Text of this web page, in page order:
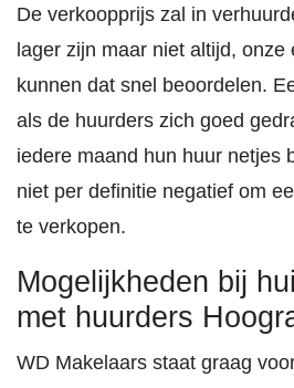
De verkoopprijs zal in
lager zijn maar niet altijd,
kunnen dat snel beoordelen.
als de huurders zich goed
iedere maand hun huur netjes
niet per definitie negatief om
te verkopen.
Mogelijkheden bij
met huurders
WD Makelaars staat graag